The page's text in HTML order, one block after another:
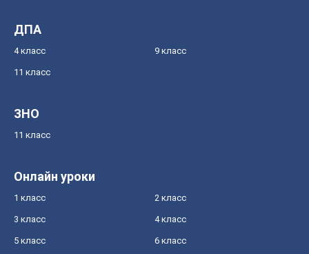
ДПА
4 класс 9 класс
11 класс
ЗНО
11 класс
Онлайн уроки
1 класс 2 класс
3 класс 4 класс
5 класс 6 класс